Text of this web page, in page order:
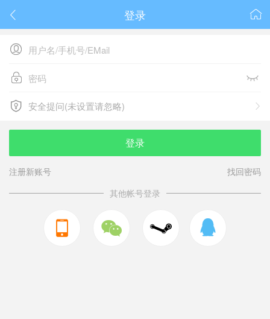
 
登录

 
 
安全提问(未设置请忽略)
安全提问(未设置请忽略)
登录
注册新账号
找回密码
其他帐号登录
  